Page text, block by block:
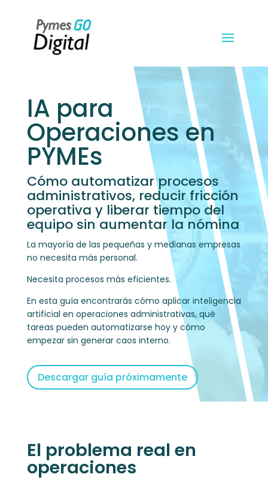
IA para
Operaciones en
PYMEs
Cómo automatizar procesos
administrativos, reducir fricción
operativa y liberar tiempo del
equipo sin aumentar la nómina
La mayoría de las pequeñas y medianas empresas
no necesita más personal.
Necesita procesos más eficientes.
En esta guía encontrarás cómo aplicar inteligencia
artificial en operaciones administrativas, qué
tareas pueden automatizarse hoy y cómo
empezar sin generar caos interno.
Descargar guía próximamente
El problema real en
operaciones